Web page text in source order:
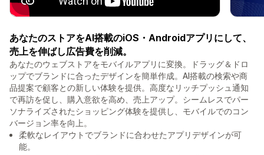
あなたのストアをAI搭載のiOS・Androidアプリにして、
売上を伸ばし広告費を削減。
あなたのウェブストアをモバイルアプリに変換。ドラッグ＆ドロ
ップでブランドに合ったデザインを簡単作成。AI搭載の検索や商
品提案で顧客との新しい体験を提供。高度なリッチプッシュ通知
で再訪を促し、購入意欲を高め、売上アップ。シームレスでパー
ソナライズされたショッピング体験を提供し、モバイルでのコン
バージョン率を向上。
柔軟なレイアウトでブランドに合わせたアプリデザインが可
能。